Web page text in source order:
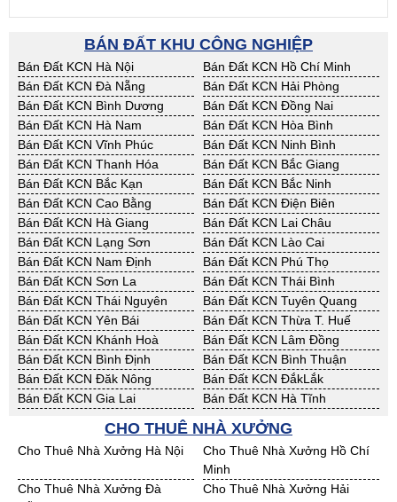
BÁN ĐẤT KHU CÔNG NGHIỆP
Bán Đất KCN Hà Nội
Bán Đất KCN Hồ Chí Minh
Bán Đất KCN Đà Nẵng
Bán Đất KCN Hải Phòng
Bán Đất KCN Bình Dương
Bán Đất KCN Đồng Nai
Bán Đất KCN Hà Nam
Bán Đất KCN Hòa Bình
Bán Đất KCN Vĩnh Phúc
Bán Đất KCN Ninh Bình
Bán Đất KCN Thanh Hóa
Bán Đất KCN Bắc Giang
Bán Đất KCN Bắc Kạn
Bán Đất KCN Bắc Ninh
Bán Đất KCN Cao Bằng
Bán Đất KCN Điện Biên
Bán Đất KCN Hà Giang
Bán Đất KCN Lai Châu
Bán Đất KCN Lạng Sơn
Bán Đất KCN Lào Cai
Bán Đất KCN Nam Định
Bán Đất KCN Phú Thọ
Bán Đất KCN Sơn La
Bán Đất KCN Thái Bình
Bán Đất KCN Thái Nguyên
Bán Đất KCN Tuyên Quang
Bán Đất KCN Yên Bái
Bán Đất KCN Thừa T. Huế
Bán Đất KCN Khánh Hoà
Bán Đất KCN Lâm Đồng
Bán Đất KCN Bình Định
Bán Đất KCN Bình Thuận
Bán Đất KCN Đăk Nông
Bán Đất KCN ĐắkLắk
Bán Đất KCN Gia Lai
Bán Đất KCN Hà Tĩnh
Bán Đất KCN Nghệ An
Bán Đất KCN Ninh Thuận
Bán Đất KCN Phú Yên
Bán Đất KCN Quảng Bình
Bán Đất KCN Quảng Nam
Bán Đất KCN Quảng Ngãi
Bán Đất KCN Bà Rịa - VT
Bán Đất KCN Cần Thơ
Bán Đất KCN An Giang
CHO THUÊ NHÀ XƯỞNG
Cho Thuê Nhà Xưởng Hà Nội
Cho Thuê Nhà Xưởng Hồ Chí
Minh
Cho Thuê Nhà Xưởng Đà
Cho Thuê Nhà Xưởng Hải